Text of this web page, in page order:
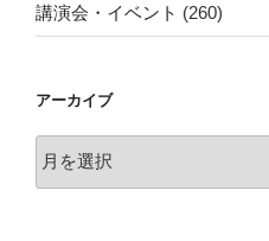
講演会・イベント (260)
アーカイブ
ー